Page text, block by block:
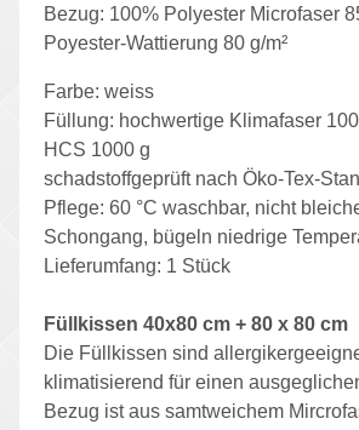
Bezug: 100% Polyester Microfaser
Poyester-Wattierung 80 g/m²
Farbe: weiss
Füllung: hochwertige Klimafaser
HCS 1000 g
schadstoffgeprüft nach Öko-Tex-
Pflege: 60 °C waschbar, nicht
Schongang, bügeln niedrige
Lieferumfang: 1 Stück
Füllkissen 40x80 cm + 80 x 80 cm
Die Füllkissen sind
klimatisierend für einen
Bezug ist aus samtweichem